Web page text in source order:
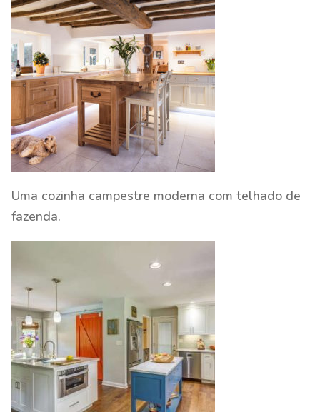
Uma cozinha campestre moderna com telhado de
fazenda.